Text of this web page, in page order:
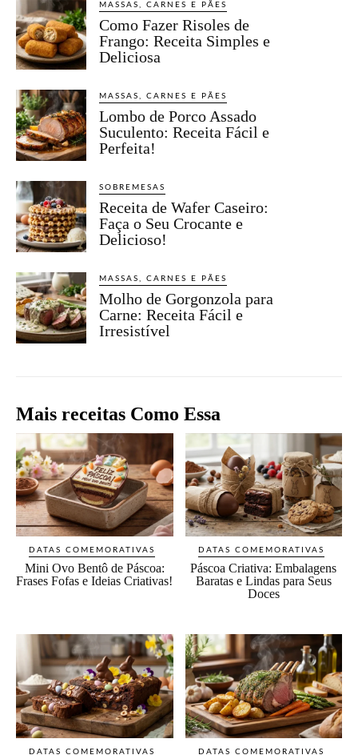
MASSAS, CARNES E PÃES
Como Fazer Risoles de
Frango: Receita Simples e
Deliciosa
MASSAS, CARNES E PÃES
Lombo de Porco Assado
Suculento: Receita Fácil e
Perfeita!
SOBREMESAS
Receita de Wafer Caseiro:
Faça o Seu Crocante e
Delicioso!
MASSAS, CARNES E PÃES
Molho de Gorgonzola para
Carne: Receita Fácil e
Irresistível
Mais receitas Como Essa
DATAS COMEMORATIVAS
Mini Ovo Bentô de Páscoa:
Frases Fofas e Ideias Criativas!
DATAS COMEMORATIVAS
Páscoa Criativa: Embalagens
Baratas e Lindas para Seus
Doces
DATAS COMEMORATIVAS DATAS COMEMORATIVAS